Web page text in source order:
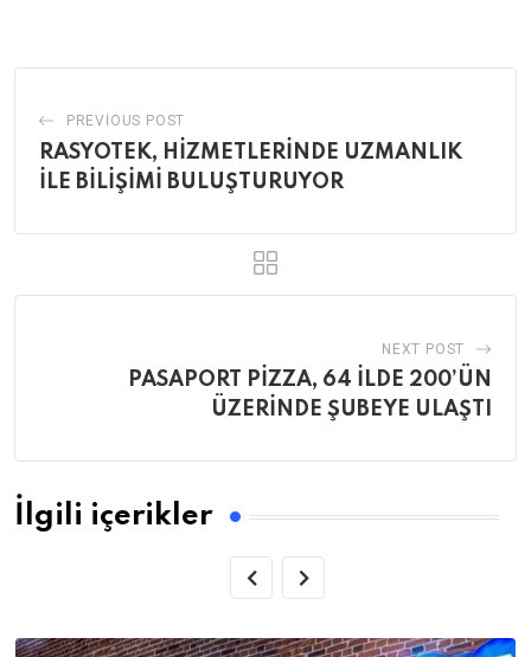
PREVIOUS POST
RASYOTEK, HİZMETLERİNDE UZMANLIK
İLE BİLİŞİMİ BULUŞTURUYOR
NEXT POST
PASAPORT PİZZA, 64 İLDE 200’ÜN
ÜZERİNDE ŞUBEYE ULAŞTI
İlgili içerikler